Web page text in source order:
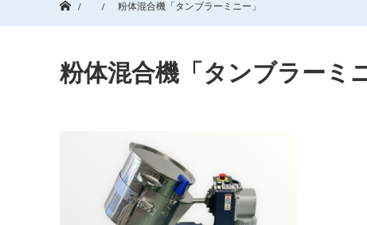
粉体混合機「タンブラーミニー」
粉体混合機「タンブラーミ